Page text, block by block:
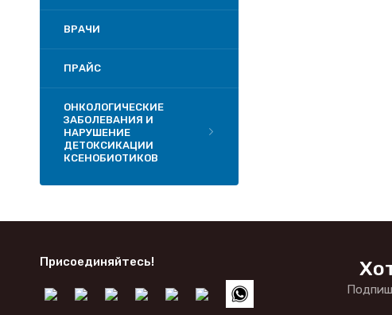
ВРАЧИ
ПРАЙС
ОНКОЛОГИЧЕСКИЕ
ЗАБОЛЕВАНИЯ И
НАРУШЕНИЕ
ДЕТОКСИКАЦИИ
КСЕНОБИОТИКОВ
Присоединяйтесь!